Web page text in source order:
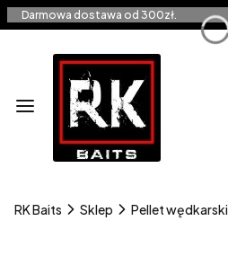
Darmowa dostawa od 300zł.
Menu
RK Baits Sklep Pellet wędkarski